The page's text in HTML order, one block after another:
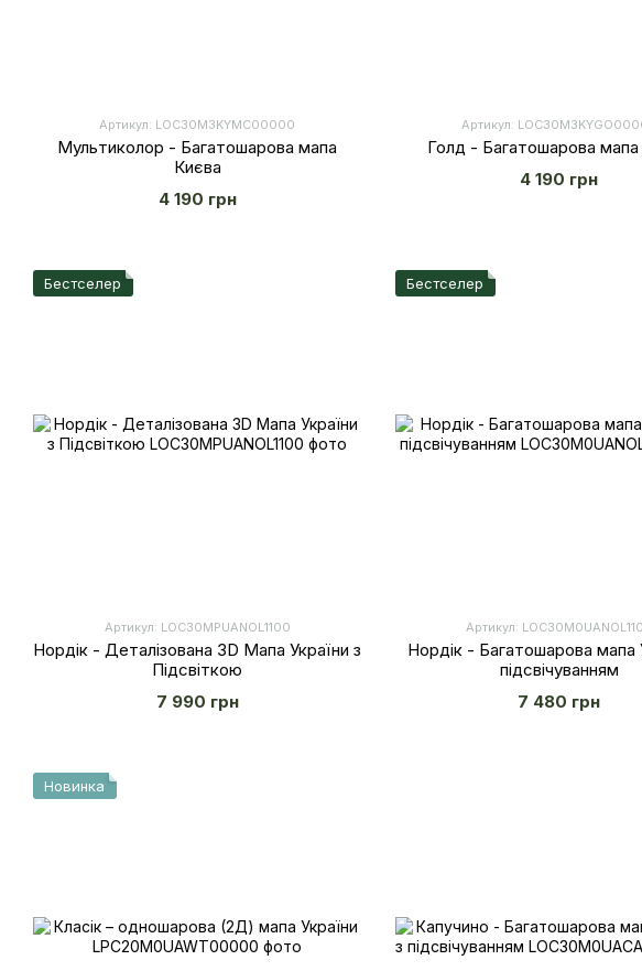
Артикул: LOС30M3KYMC00000
Мультиколор - Багатошарова мапа
Києва
4 190 грн
Артикул:
Голд - Багатошарова мапа
4 190 грн
Бестселер
Артикул: LOС30MPUANOL1100
Нордік - Деталізована 3D Мапа України з
Підсвіткою
7 990 грн
Бестселер
Артикул:
Нордік - Багатошарова мапа
підсвічуванням
7 480 грн
Новинка